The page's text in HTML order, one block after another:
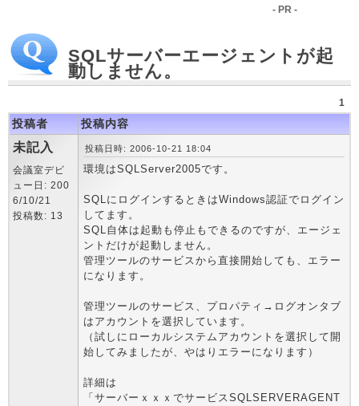
- PR -
SQLサーバーエージェントが起
動しません。
1
投稿者 投稿内容
未記入
会議室デビ
ュー日: 200
6/10/21
投稿数: 13
投稿日時: 2006-10-21 18:04
環境はSQLServer2005です。
SQLにログインするときはWindows認証でログイン
してます。
SQL自体は起動も停止もできるのですが、エージェ
ントだけが起動しません。
管理ツールのサービスから直接開始しても、エラー
になります。
管理ツールのサービス、プロパティ→ログオンタブ
はアカウントを選択しています。
（試しにローカルシステムアカウントを選択して開
始してみましたが、やはりエラーになります）
詳細は
「サーバーｘｘｘでサービスSQLSERVERAGENT